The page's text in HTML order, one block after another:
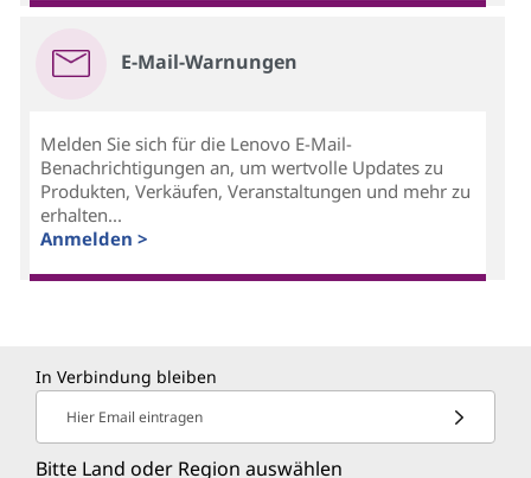
E-Mail-Warnungen
Melden Sie sich für die Lenovo E-Mail-
Benachrichtigungen an, um wertvolle Updates zu
Produkten, Verkäufen, Veranstaltungen und mehr zu
erhalten...
Anmelden >
In Verbindung bleiben
Hier Email eintragen
Bitte Land oder Region auswählen